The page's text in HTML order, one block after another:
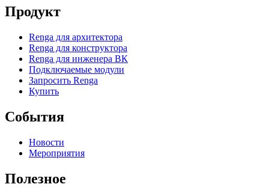
Продукт
Renga для архитектора
Renga для конструктора
Renga для инженера ВК
Подключаемые модули
Запросить Renga
Купить
События
Новости
Мероприятия
Полезное